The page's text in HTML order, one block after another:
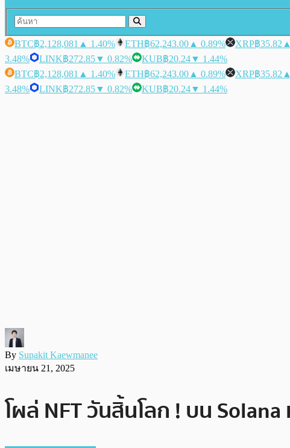
BTC฿2,128,081 ▲ 1.40% ETH฿62,243.00 ▲ 0.89% XRP฿35.82
3.48%
LINK฿272.85▼ 0.82% KUB฿20.24▼ 1.44%
BTC฿2,128,081 ▲ 1.40% ETH฿62,243.00 ▲ 0.89% XRP฿35.82
3.48%
LINK฿272.85▼ 0.82% KUB฿20.24▼ 1.44%
By Supakit Kaewmanee
เมษายน 21, 2025
โผล่ NFT วันสิ้นโลก ! บน